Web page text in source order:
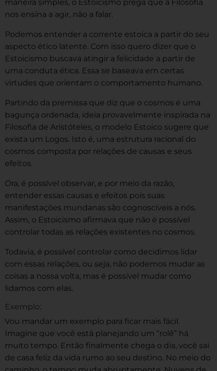
maneira simples, o Estoicismo prega que a Filosofia
nos ensina a agir, não a falar.
Podemos entender a corrente estoica a partir do seu
aspecto ético latente. Com isso quero dizer que o
Estoicismo buscava atingir a felicidade a partir de
uma conduta ética. Essa se baseava em certas
virtudes que orientam o comportamento humano.
Partindo da premissa que diz que o cosmos é uma
bagunça ordenada, ideia provavelmente inspirada na
Filosofia de Aristóteles, o modelo Estoico sugere que
exista um Logos. Isto é, uma estrutura racional do
cosmos composta por relações de causas e seus
efeitos.
Ora, é possível observar, e por meio da razão,
entender essas causas e efeitos pois suas
manifestações mundanas são cognoscíveis a nós.
Assim, o Estoicismo afirmava que não é possível
controlar todas as relações existentes no cosmos.
Todavia, é possível controlar como decidimos lidar
com essas relações, ou seja, não podemos mudar as
coisas a nossa volta, mas é possível mudar como
lidamos com elas.
Exemplo:
Vou mandar um exemplo para ficar mais fácil.
Imagine que você está planejando um “rolê” há
muito tempo. Então finalmente chega o dia, você sai
de casa feliz da vida rumo ao seu destino. No meio do